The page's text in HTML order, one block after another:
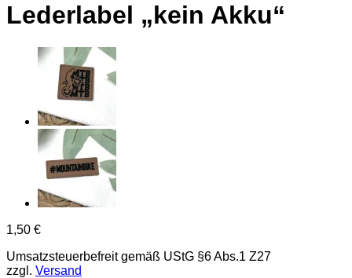
Lederlabel „kein Akku“
1,50 €
Umsatzsteuerbefreit gemäß UStG §6 Abs.1 Z27
zzgl. Versand